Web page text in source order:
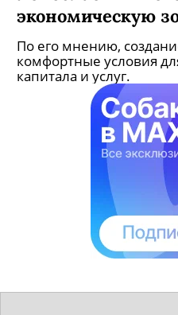
экономическую
По его мнению,
комфортные условия
капитала и услуг.